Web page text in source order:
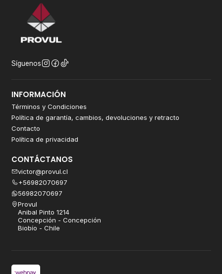
Síguenos
INFORMACIÓN
Términos y Condiciones
Política de garantía, cambios, devoluciones y retracto
Contacto
Política de privacidad
CONTÁCTANOS
victor@provul.cl
+56982070697
56982070697
Provul
Anibal Pinto 1214
Concepción - Concepción
Biobío - Chile